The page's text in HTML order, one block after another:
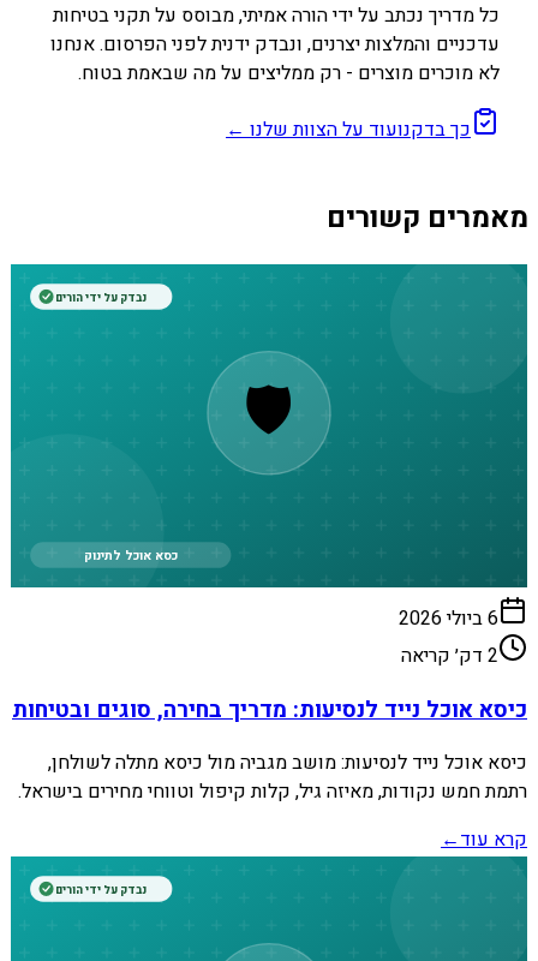
כל מדריך נכתב על ידי הורה אמיתי, מבוסס על תקני בטיחות
עדכניים והמלצות יצרנים, ונבדק ידנית לפני הפרסום. אנחנו
לא מוכרים מוצרים - רק ממליצים על מה שבאמת בטוח.
כך בדקנועוד על הצוות שלנו ←
מאמרים קשורים
🛡️
כסא אוכל לתינוק
נבדק על ידי הורים
6 ביולי 2026
2 דק׳ קריאה
כיסא אוכל נייד לנסיעות: מדריך בחירה, סוגים ובטיחות
כיסא אוכל נייד לנסיעות: מושב מגביה מול כיסא מתלה לשולחן,
רתמת חמש נקודות, מאיזה גיל, קלות קיפול וטווחי מחירים בישראל.
קרא עוד←
נבדק על ידי הורים